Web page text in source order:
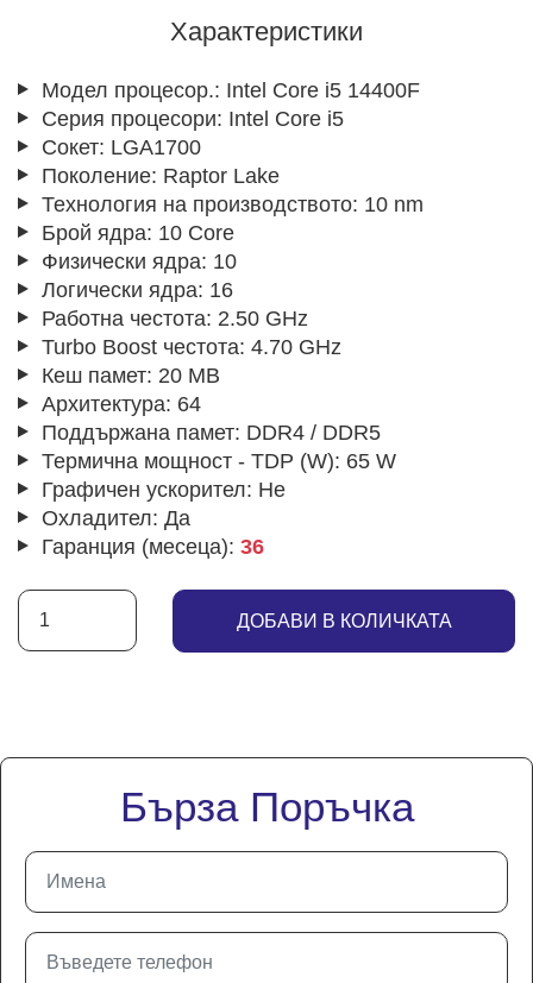
Характеристики
Модел процесор.: Intel Core i5 14400F
Серия процесори: Intel Core i5
Сокет: LGA1700
Поколение: Raptor Lake
Технология на производството: 10 nm
Брой ядра: 10 Core
Физически ядра: 10
Логически ядра: 16
Работна честота: 2.50 GHz
Turbo Boost честота: 4.70 GHz
Кеш памет: 20 MB
Архитектура: 64
Поддържана памет: DDR4 / DDR5
Термична мощност - TDP (W): 65 W
Графичен ускорител: Не
Охладител: Да
Гаранция (месеца): 36
ДОБАВИ В КОЛИЧКАТА
Бърза Поръчка